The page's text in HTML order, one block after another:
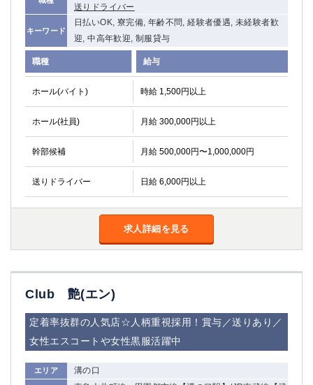
送りドライバー
キーワード
日払いOK, 寮完備, 年齢不問, 経験者優遇, 未経験者歓
迎, 中高年歓迎, 制服貸与
職種 給与
ホール(バイト) 時給 1,500円以上
ホール(社員) 月給 300,000円以上
幹部候補 月給 500,000円〜1,000,000円
送りドライバー 日給 6,000円以上
求人詳細を見る
Club 艶(エン)
定着率抜群の人気店☆人柄重視採用！賞与／送りあり／
女性エスコートや女性黒服活躍中
エリア 溝の口
高崎
該当求人 選択した内容で設定